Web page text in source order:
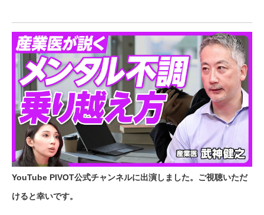
YouTube PIVOT公式チャンネルに出演しました。ご視聴いただ
けると幸いです。